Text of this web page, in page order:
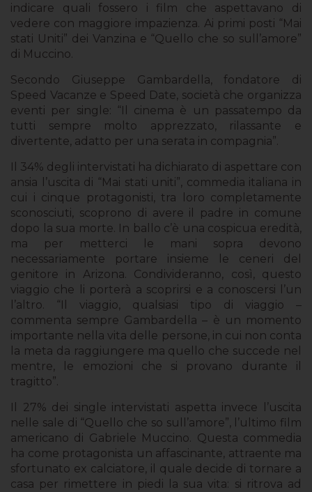
indicare quali fossero i film che aspettavano di
vedere con maggiore impazienza. Ai primi posti “Mai
stati Uniti” dei Vanzina e “Quello che so sull’amore”
di Muccino.
Secondo Giuseppe Gambardella, fondatore di
Speed Vacanze e Speed Date, società che organizza
eventi per single: “Il cinema è un passatempo da
tutti sempre molto apprezzato, rilassante e
divertente, adatto per una serata in compagnia”.
Il 34% degli intervistati ha dichiarato di aspettare con
ansia l’uscita di “Mai stati uniti”, commedia italiana in
cui i cinque protagonisti, tra loro completamente
sconosciuti, scoprono di avere il padre in comune
dopo la sua morte. In ballo c’è una cospicua eredità,
ma per metterci le mani sopra devono
necessariamente portare insieme le ceneri del
genitore in Arizona. Condivideranno, così, questo
viaggio che li porterà a scoprirsi e a conoscersi l’un
l’altro. “Il viaggio, qualsiasi tipo di viaggio –
commenta sempre Gambardella – è un momento
importante nella vita delle persone, in cui non conta
la meta da raggiungere ma quello che succede nel
mentre, le emozioni che si provano durante il
tragitto”.
Il 27% dei single intervistati aspetta invece l’uscita
nelle sale di “Quello che so sull’amore”, l’ultimo film
americano di Gabriele Muccino. Questa commedia
ha come protagonista un affascinante, attraente ma
sfortunato ex calciatore, il quale decide di tornare a
casa per rimettere in piedi la sua vita: si ritrova ad